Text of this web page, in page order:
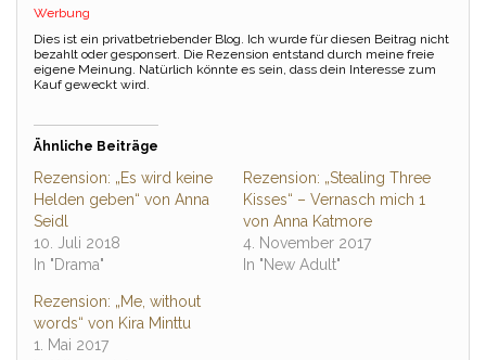
Werbung
Dies ist ein privatbetriebender Blog. Ich wurde für diesen Beitrag nicht
bezahlt oder gesponsert. Die Rezension entstand durch meine freie
eigene Meinung. Natürlich könnte es sein, dass dein Interesse zum
Kauf geweckt wird.
Ähnliche Beiträge
Rezension: „Es wird keine
Helden geben“ von Anna
Seidl
10. Juli 2018
In "Drama"
Rezension: „Stealing Three
Kisses“ – Vernasch mich 1
von Anna Katmore
4. November 2017
In "New Adult"
Rezension: „Me, without
words“ von Kira Minttu
1. Mai 2017